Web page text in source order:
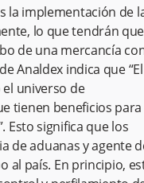
la implementación de
lo que tendrán que
de una mercancía
Analdex indica que “El
universo de
tienen beneficios para
Esto significa que los
de aduanas y agente
al país. En principio,